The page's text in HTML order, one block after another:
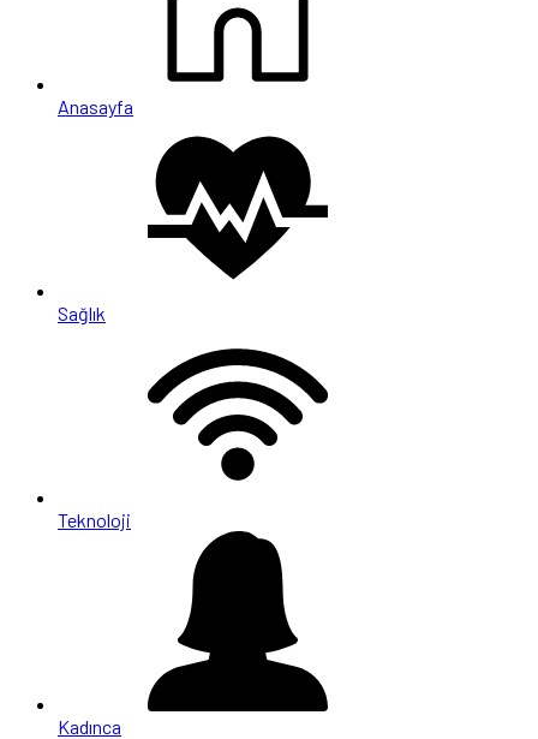
Anasayfa
Sağlık
Teknoloji
Kadınca